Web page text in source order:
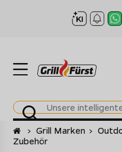
Startseite
> Grill Marken >
Zubehör